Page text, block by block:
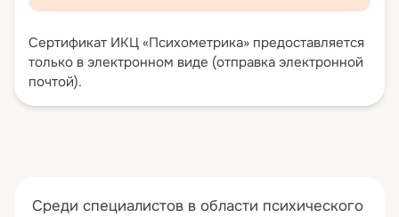
Сертификат ИКЦ «Психометрика» предоставляется
только в электронном виде (отправка электронной
почтой).
Среди специалистов в области психического